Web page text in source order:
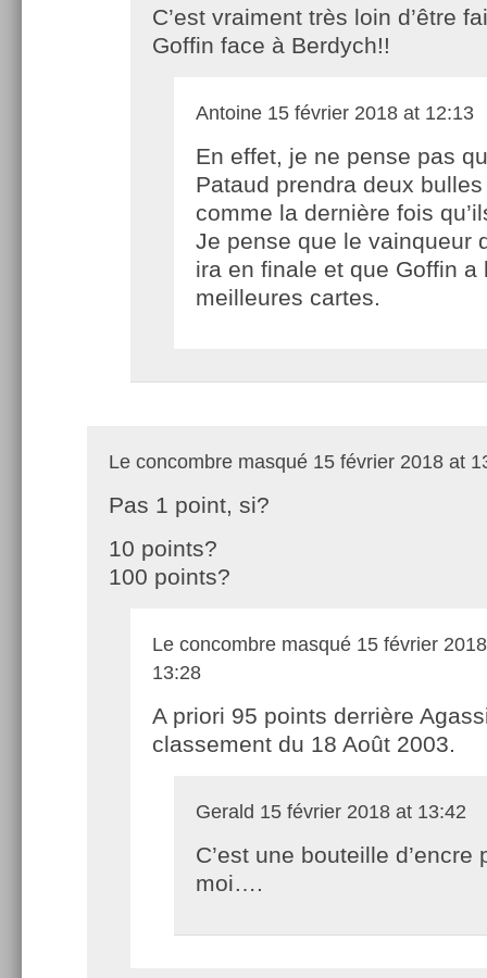
C’est vraiment très loin d’être
Goffin face à Berdych!!
Antoine 15 février 2018 at 12:13
En effet, je ne pense pas
Pataud prendra deux bulles
comme la dernière fois
Je pense que le vainqueur
ira en finale et que Goffin a
meilleures cartes.
Le concombre masqué 15 février 2018 at
Pas 1 point, si?
10 points?
100 points?
Le concombre masqué 15 février
13:28
A priori 95 points derrière
classement du 18 Août 2003.
Gerald 15 février 2018 at 13:42
C’est une bouteille d’encre
moi….